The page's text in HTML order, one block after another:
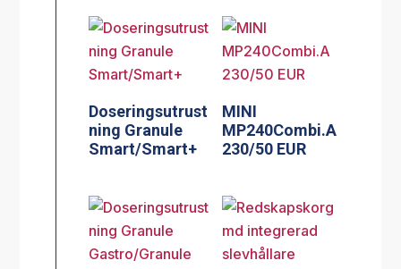
Doseringsutrust
ning Granule
Smart/Smart+
MINI
MP240Combi.A
230/50 EUR